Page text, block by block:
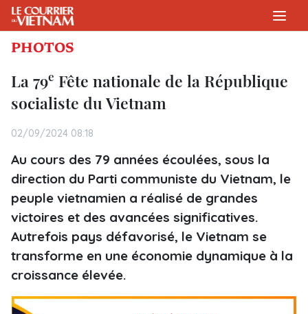
PHOTOS
La 79e Fête nationale de la République
socialiste du Vietnam
02/09/2024 08:18
Au cours des 79 années écoulées, sous la
direction du Parti communiste du Vietnam, le
peuple vietnamien a réalisé de grandes
victoires et des avancées significatives.
Autrefois pays défavorisé, le Vietnam se
transforme en une économie dynamique à la
croissance élevée.